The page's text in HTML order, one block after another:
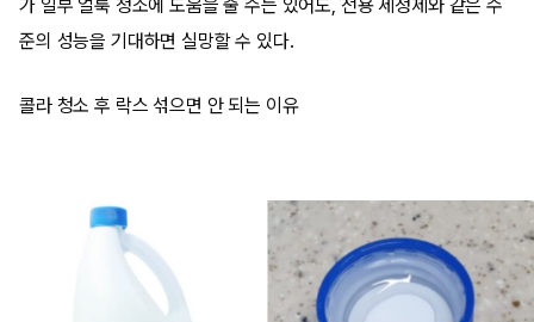
가 일부 얼룩 청소에 도움을 줄 수는 있어도, 전용 세정제와 같은 수
준의 성능을 기대하면 실망할 수 있다.
콜라 청소 후 락스 섞으면 안 되는 이유